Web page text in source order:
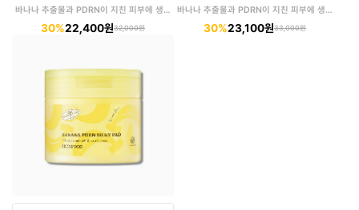
바나나 추출물과 PDRN이 지친 피부에 생기
30%22,400원32,000원
바나나 추출물과 PDRN이 지친 피부에 생기
30%23,100원33,000원